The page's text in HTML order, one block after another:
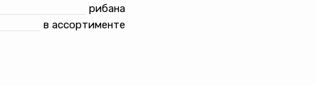
рибана
в ассортименте